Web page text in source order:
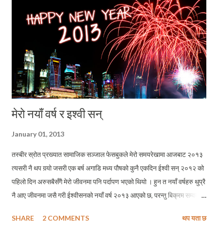
किनकी, म परिस्थितीको दास छु । र, मलाई यस्तै ब्यक्तिवादी बनाएको छ मेरो समाजले ।
यहाँहरुलाई अवगत गराईहालुँ कि मेरो समाजले मलाई सिकाएको जीवन ...
मेरो नयाँ वर्ष र इश्वी सन्
January 01, 2013
तस्बीर स्रोत प्रख्यात सामाजिक सञ्जाल फेसबुकले मेरो समयरेखामा आजबाट २०१३
त्यसरी नै थप गर्‍यो जसरी एक बर्ष अगाडि मध्य पौषको कुनै एकदिन ईश्वी सन् २०१२ को
पहिलो दिन अरुसबैसँगै मेरो जीवनमा पनि पर्दापण भएको थियो । हुन त नयाँ वर्षहरु थुप्रै
नै आए जीवनमा जसै गरी ईश्वीसनको नयाँ वर्ष २०१३ आएको छ, परन्तु बिक्रम सम्वतको
। यस अर्थमा धेरै मान्छेहरुले मलाई बिक्रम सम्बतको पक्षपाती पनि भन्लान् । तथापि म
SHARE 2 COMMENTS थप यता छ